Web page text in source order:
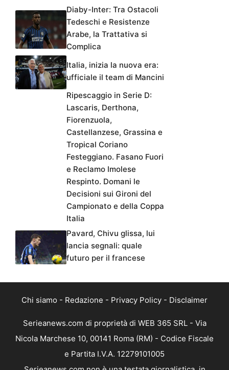
Diaby-Inter: Tra Ostacoli
Tedeschi e Resistenze
Arabe, la Trattativa si
Complica
Italia, inizia la nuova era:
ufficiale il team di Mancini
Ripescaggio in Serie D:
Lascaris, Derthona,
Fiorenzuola,
Castellanzese, Grassina e
Tropical Coriano
Festeggiano. Fasano Fuori
e Reclamo Imolese
Respinto. Domani le
Decisioni sui Gironi del
Campionato e della Coppa
Italia
Pavard, Chivu glissa, lui
lancia segnali: quale
futuro per il francese
Chi siamo - Redazione - Privacy Policy - Disclaimer
Serieanews.com di proprietà di WEB 365 SRL - Via
Nicola Marchese 10, 00141 Roma (RM) - Codice Fiscale
e Partita I.V.A. 12279101005